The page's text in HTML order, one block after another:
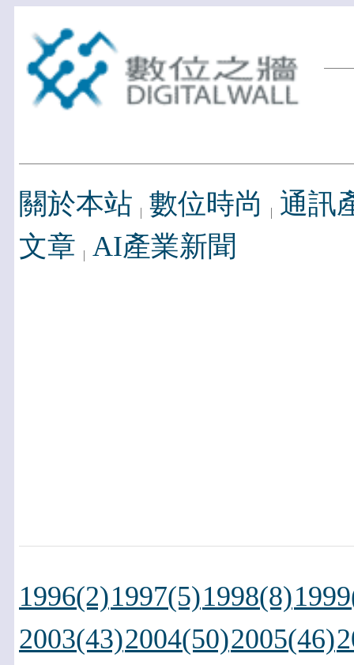
關於本站 數位時尚
通訊
文章 AI產業新聞
1996(2)1997(5)1998(8)
2003(43)2004(50)2005(46)